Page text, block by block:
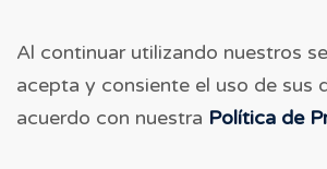
Al continuar utilizando nuestros
acepta y consiente el uso de sus
acuerdo con nuestra Política de